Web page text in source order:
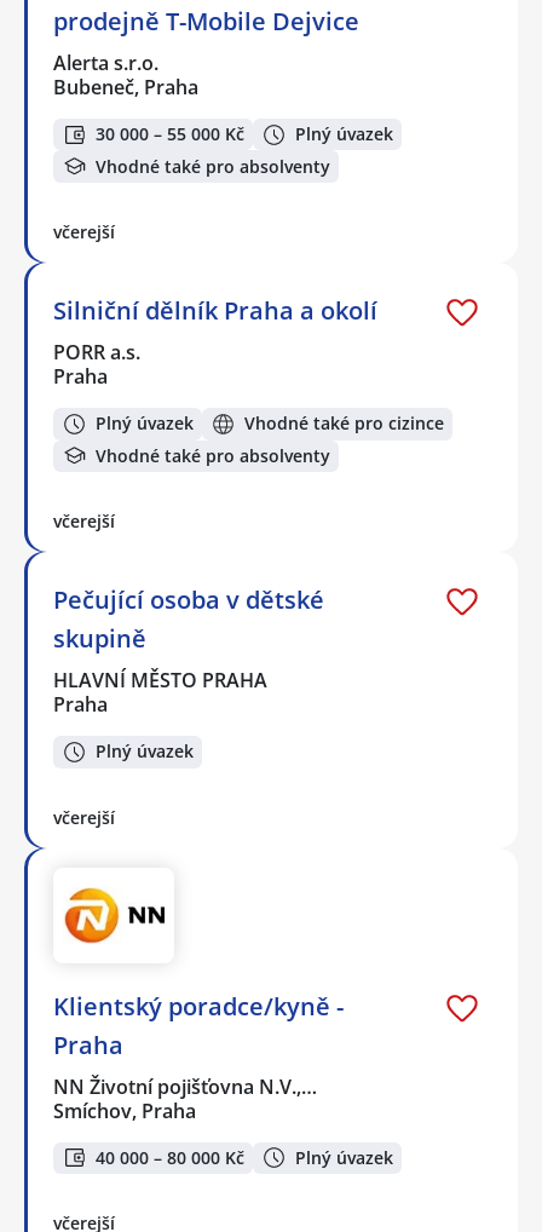
prodejně T-Mobile Dejvice
Alerta s.r.o.
Bubeneč, Praha
30 000 – 55 000 Kč
Plný úvazek
Vhodné také pro absolventy
včerejší
Silniční dělník Praha a okolí
PORR a.s.
Praha
Plný úvazek
Vhodné také pro cizince
Vhodné také pro absolventy
včerejší
Pečující osoba v dětské
skupině
HLAVNÍ MĚSTO PRAHA
Praha
Plný úvazek
včerejší
Klientský poradce/kyně -
Praha
NN Životní pojišťovna N.V.,…
Smíchov, Praha
40 000 – 80 000 Kč Plný úvazek
včerejší